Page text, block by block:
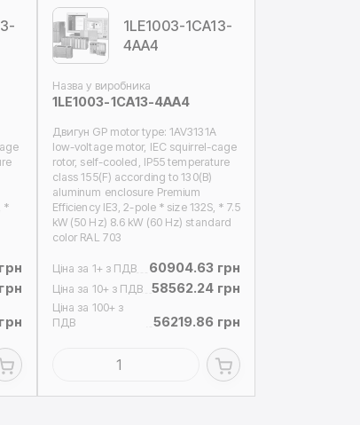
*
1LE1003-1CA13-
4AA4
Назва у виробника
1LE1003-1CA13-4AA4
Двигун GP motor type: 1AV3131A
low-voltage motor, IEC squirrel-cage
rotor, self-cooled, IP55 temperature
class 155(F) according to 130(B)
aluminum enclosure Premium
Efficiency IE3, 2-pole * size 132S, * 7.5
kW (50 Hz) 8.6 kW (60 Hz) standard
color RAL 703
Ціна за 1+ з ПДВ 60904.63 грн
Ціна за 10+ з ПДВ 58562.24 грн
Ціна за 100+ з
ПДВ
56219.86 грн